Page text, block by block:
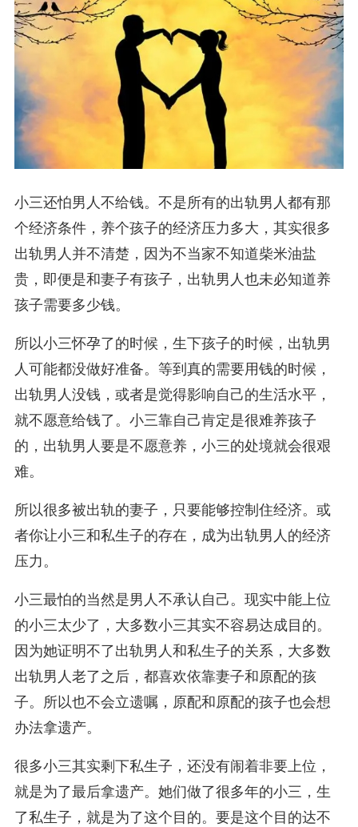
小三还怕男人不给钱。不是所有的出轨男人都有那
个经济条件，养个孩子的经济压力多大，其实很多
出轨男人并不清楚，因为不当家不知道柴米油盐
贵，即便是和妻子有孩子，出轨男人也未必知道养
孩子需要多少钱。
所以小三怀孕了的时候，生下孩子的时候，出轨男
人可能都没做好准备。等到真的需要用钱的时候，
出轨男人没钱，或者是觉得影响自己的生活水平，
就不愿意给钱了。小三靠自己肯定是很难养孩子
的，出轨男人要是不愿意养，小三的处境就会很艰
难。
所以很多被出轨的妻子，只要能够控制住经济。或
者你让小三和私生子的存在，成为出轨男人的经济
压力。
小三最怕的当然是男人不承认自己。现实中能上位
的小三太少了，大多数小三其实不容易达成目的。
因为她证明不了出轨男人和私生子的关系，大多数
出轨男人老了之后，都喜欢依靠妻子和原配的孩
子。所以也不会立遗嘱，原配和原配的孩子也会想
办法拿遗产。
很多小三其实剩下私生子，还没有闹着非要上位，
就是为了最后拿遗产。她们做了很多年的小三，生
了私生子，就是为了这个目的。要是这个目的达不